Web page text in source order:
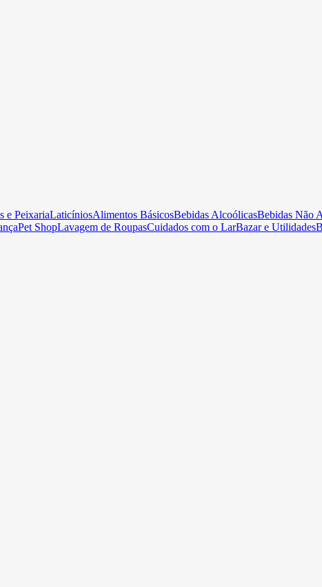
e PeixariaLaticíniosAlimentos BásicosBebidas AlcoólicasBebidas Não
Pet ShopLavagem de RoupasCuidados com o LarBazar e Utilidades